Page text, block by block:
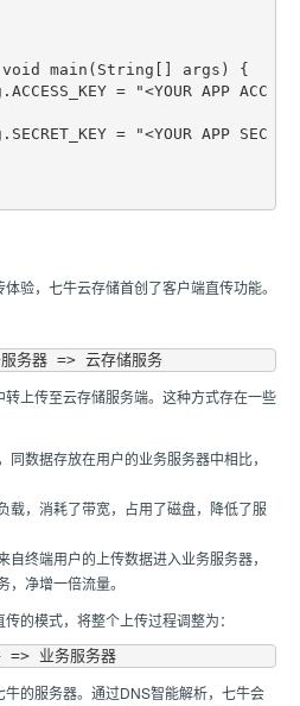
验，七牛云存储首创了客户端直传功能。
上传至云存储服务端。这种方式存在一些
同数据存放在用户的业务服务器中相比，
载，消耗了带宽，占用了磁盘，降低了服
终端用户的上传数据进入业务服务器，
净增一倍流量。
的模式，将整个上传过程调整为：
的服务器。通过DNS智能解析，七牛会